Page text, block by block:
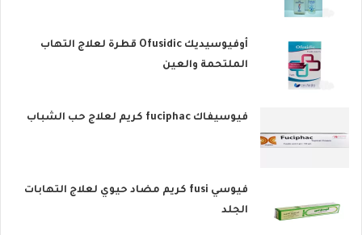
أوفيوسيديك Ofusidic قطرة لعلاج التهاب
الملتحمة والعين
فيوسيفاك fuciphac كريم لعلاج حب الشباب
فيوسي fusi كريم مضاد حيوي لعلاج التهابات
الجلد